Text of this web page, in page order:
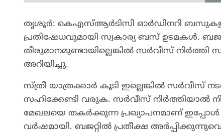
തൃശൂർ: കെഎസ്ആർടിസി ഓർഡിനറി
പ്രതിഷേധവുമായി സ്വകാര്യ ബസ് ഉടമകൾ.
തീരുമാനമുണ്ടായില്ലെങ്കിൽ സർവീസ്
അറിയിച്ചു.
സ്ത്രീ യാത്രക്കാർ കൂടി ഇല്ലെങ്കിൽ സർവീസ്
സഹിക്കേണ്ടി വരുക. സർവീസ് നിർത്തിയാൽ
മേഖലയെ തകർക്കുന്ന പ്രഖ്യാപനമാണ് ഇപ്പോൾ
വർഷമായി. ബജറ്റിൽ പ്രതീക്ഷ